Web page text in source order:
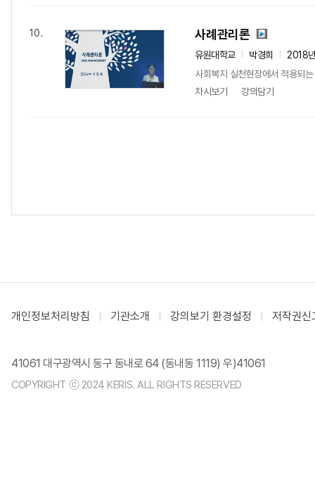
10. 사례관리론
유원대학교 박경희
2018
사회복지 실천현장에서 적용되
차시보기
강의담기
개인정보처리방침 기관소개 강의보기 환경설정 저작권신
41061 대구광역시 동구 동내로 64 (동내동 1119) 우)41061
COPYRIGHT ⓒ 2024 KERIS. ALL RIGHTS RESERVED